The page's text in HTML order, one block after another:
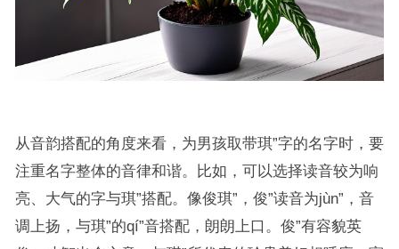
从音韵搭配的角度来看，为男孩取带琪”字的名字时，要
注重名字整体的音律和谐。比如，可以选择读音较为响
亮、大气的字与琪”搭配。像俊琪”，俊”读音为jùn”，音
调上扬，与琪”的qí”音搭配，朗朗上口。俊”有容貌英